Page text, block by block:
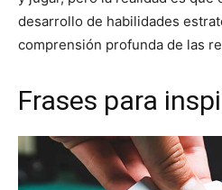
desarrollo de habilidades
comprensión profunda de las
Frases para